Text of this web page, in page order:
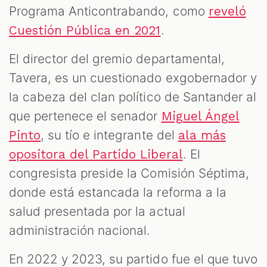
Programa Anticontrabando, como reveló
Cuestión Pública en 2021 .
El director del gremio departamental,
Tavera, es un cuestionado exgobernador y
la cabeza del clan político de Santander al
que pertenece el senador Miguel Ángel
Pinto, su tío e integrante del ala más
opositora del Partido Liberal. El
congresista preside la Comisión Séptima,
donde está estancada la reforma a la
salud presentada por la actual
administración nacional.
En 2022 y 2023, su partido fue el que tuvo